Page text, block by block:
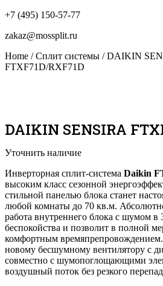
+7 (495) 150-57-77
zakaz@mossplit.ru
Home /Сплит системы / DAIKIN
FTXF71D/RXF71D
DAIKIN SENSIRA
Уточнить наличие
Инверторная сплит-система Daikin
высоким класс сезонной
стильной панелью блока станет
любой комнаты до 70 кв.м.
работа внутреннего блока с шумом в
беспокойства и позволит в полной
комфортным времяпрепровождением.
новому бесшумному вентилятору с
совместно с шумопоглощающими
воздушный поток без резкого